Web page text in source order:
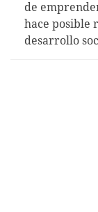
de
hace posible
desarrollo